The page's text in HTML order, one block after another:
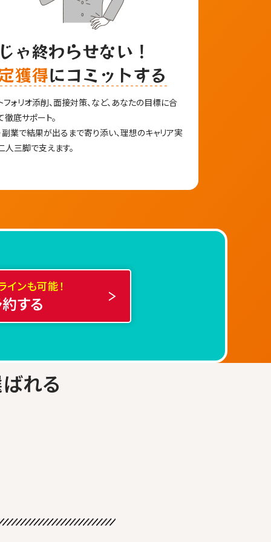
ゃ終わらせない！
獲得にコミットする
フォリオ添削、面接対策、など、あなたの目標に合
徹底サポート。
副業で結果が出るまで寄り添い、理想のキャリア実
人三脚で支えます。
インも可能！
する
れる